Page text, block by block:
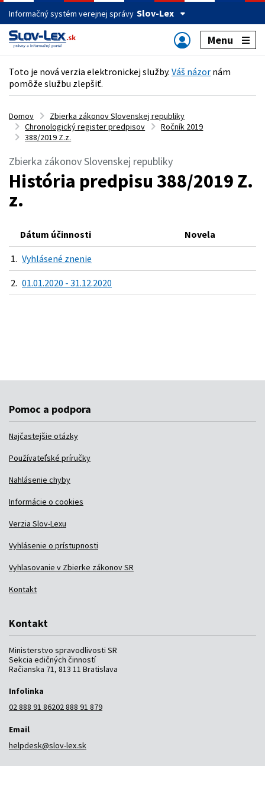
Informačný systém verejnej správy Slov-Lex
Menu
Toto je nová verzia elektronickej služby. Váš názor nám
pomôže službu zlepšiť.
Domov
Zbierka zákonov Slovenskej republiky
Chronologický register predpisov
Ročník 2019
388/2019 Z.z.
Zbierka zákonov Slovenskej republiky
História predpisu 388/2019 Z.
z.
Dátum účinnosti Novela
1. Vyhlásené znenie
2. 01.01.2020 - 31.12.2020
Pomoc a podpora
Najčastejšie otázky
Používateľské príručky
Nahlásenie chyby
Informácie o cookies
Verzia Slov-Lexu
Vyhlásenie o prístupnosti
Vyhlasovanie v Zbierke zákonov SR
Kontakt
Kontakt
Ministerstvo spravodlivosti SR
Sekcia edičných činností
Račianska 71, 813 11 Bratislava
Infolinka
02 888 91 86202 888 91 879
Email
helpdesk@slov-lex.sk